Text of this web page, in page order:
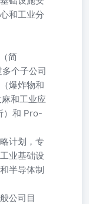
和工业分
简
个子公司
爆炸物和
和工业应
）和 Pro-
计划，专
业基础设
半导体制
公司目